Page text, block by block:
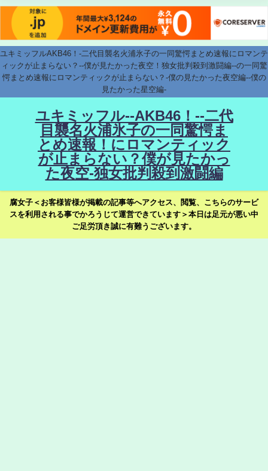
ユキミッフルAKB46！-二代目襲名火浦氷子の一同驚愕まとめ速報にロマンテ
ィックが止まらない？--僕が見たかった夜空！独女批判殺到激闘編--の一同驚
愕まとめ速報にロマンティックが止まらない？-僕の見たかった夜空編--僕の
見たかった星空編-
ユキミッフル--AKB46！--二代
目襲名火浦氷子の一同驚愕ま
とめ速報！にロマンティック
が止まらない？僕が見たかっ
た夜空-独女批判殺到激闘編
腐女子＜お客様皆様が掲載の記事等へアクセス、閲覧、こちらのサービ
スを利用される事でかろうじて運営できています＞本日は足元が悪い中
ご足労頂き誠に有難うございます。